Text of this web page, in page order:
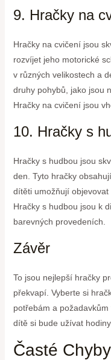
9. Hračky na
Hračky na cvičení jsou
rozvíjet jeho motorické
v různých velikostech a
druhy pohybů, jako jsou
Hračky na cvičení jsou
10. Hračky s
Hračky s hudbou jsou
den. Tyto hračky
dítěti umožňují objevovat
Hračky s hudbou jsou k
barevných provedeních.
Závěr
To jsou nejlepší hračky
překvapí. Vyberte si
potřebám a
dítě si bude užívat
Časté Chyby